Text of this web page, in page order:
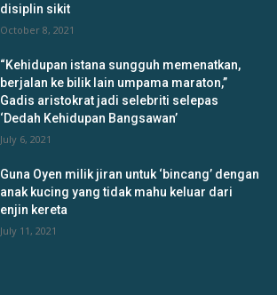
disiplin sikit
October 8, 2021
“Kehidupan istana sungguh memenatkan,
berjalan ke bilik lain umpama maraton,”
Gadis aristokrat jadi selebriti selepas
‘Dedah Kehidupan Bangsawan’
July 6, 2021
Guna Oyen milik jiran untuk ‘bincang’ dengan
anak kucing yang tidak mahu keluar dari
enjin kereta
July 11, 2021